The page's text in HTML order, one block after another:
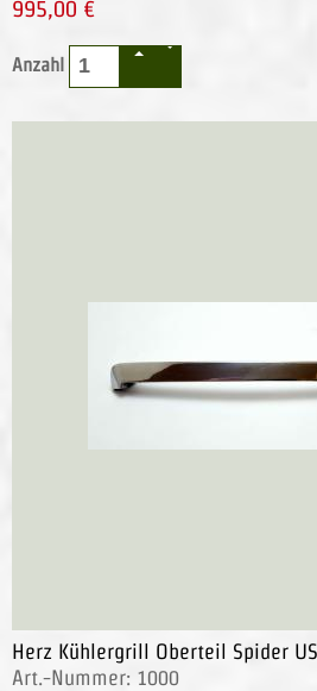
995,00 €
Anzahl
Herz Kühlergrill Oberteil Spider
Art.-Nummer: 1000